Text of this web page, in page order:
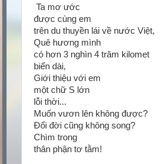
Ta mơ ước
được cùng em
trên du thuyền lái về nước Việt,
Quê hương mình
có hơn 3 nghìn 4 trăm kilomet
biển dài,
Giới thiệu với em
một chữ S lớn
lỗi thời...
Muốn vươn lên không được?
Đổi đời cũng không song?
Chìm trong
thân phận tơ tằm!